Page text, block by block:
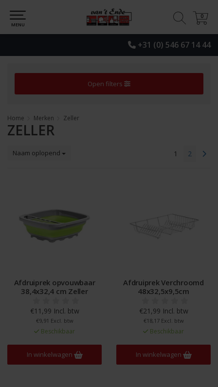
+31 (0) 546 67 14 44
0
0
MENU
Open filters
Home Merken Zeller
ZELLER
Naam oplopend 1 2
Afdruiprek opvouwbaar
38,4x32,4 cm Zeller
€11,99 Incl. btw
€9,91 Excl. btw
Beschikbaar
In winkelwagen
Afdruiprek Verchroomd
48x32,5x9,5cm
€21,99 Incl. btw
€18,17 Excl. btw
Beschikbaar
In winkelwagen